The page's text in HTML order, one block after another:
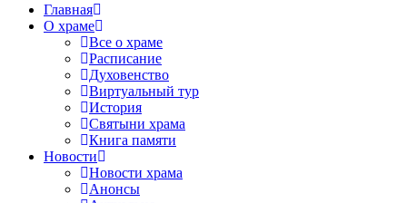
Главная
О храме
Все о храме
Расписание
Духовенство
Виртуальный тур
История
Святыни храма
Книга памяти
Новости
Новости храма
Анонсы